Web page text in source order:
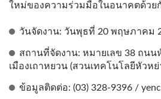
ใหม่ของความร่วมมือในอนาคตด้วย
วันจัดงาน: วันพุธที่ 20 พฤษภาคม
สถานที่จัดงาน: หมายเลข 38 ถนน
เมืองเถาหยวน (สวนเทคโนโลยีหัวหย่
ข้อมูลติดต่อ: (03) 328-9396 /